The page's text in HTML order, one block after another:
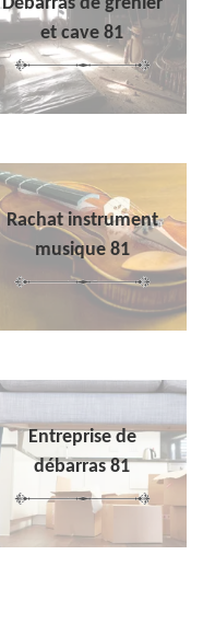
et cave 81
Rachat instrument
musique 81
Entreprise de
débarras 81